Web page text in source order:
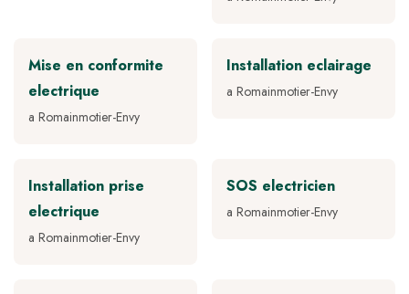
Mise en conformite
electrique
a Romainmotier-Envy
Installation eclairage
a Romainmotier-Envy
Installation prise
electrique
a Romainmotier-Envy
SOS electricien
a Romainmotier-Envy